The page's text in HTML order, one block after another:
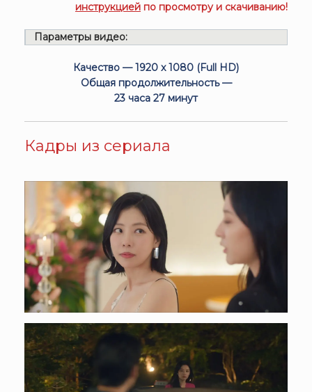
инструкцией по просмотру и скачиванию!
Параметры видео:
Качество — 1920 x 1080 (Full HD)
Общая продолжительность —
23 часа 27 минут
Кадры из сериала